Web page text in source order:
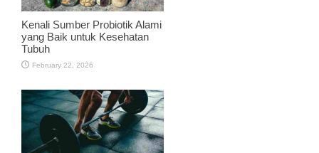
Kenali Sumber Probiotik Alami
yang Baik untuk Kesehatan
Tubuh
February 22, 2026